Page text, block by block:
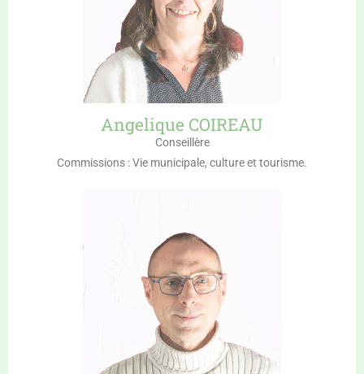
Angelique COIREAU
Conseillère
Commissions : Vie municipale, culture et tourisme.